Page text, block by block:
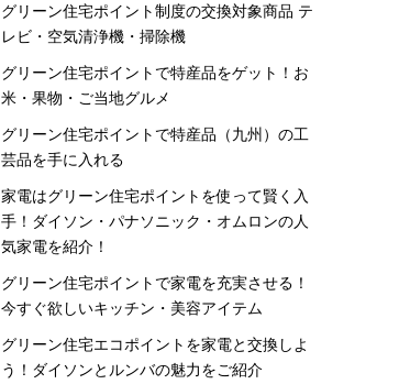
グリーン住宅ポイント制度の交換対象商品 テ
レビ・空気清浄機・掃除機
グリーン住宅ポイントで特産品をゲット！お
米・果物・ご当地グルメ
グリーン住宅ポイントで特産品（九州）の工
芸品を手に入れる
家電はグリーン住宅ポイントを使って賢く入
手！ダイソン・パナソニック・オムロンの人
気家電を紹介！
グリーン住宅ポイントで家電を充実させる！
今すぐ欲しいキッチン・美容アイテム
グリーン住宅エコポイントを家電と交換しよ
う！ダイソンとルンバの魅力をご紹介